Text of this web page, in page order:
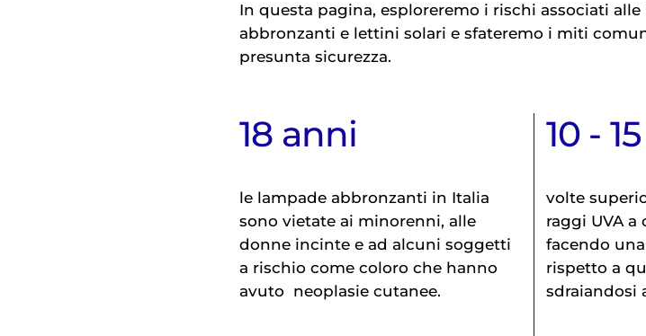
In questa pagina, esploreremo i rischi associati alle
abbronzanti e lettini solari e sfateremo i miti
presunta sicurezza.
18 anni
le lampade abbronzanti in Italia
sono vietate ai minorenni, alle
donne incinte e ad alcuni soggetti
a rischio come coloro che hanno
avuto neoplasie cutanee.
10 - 15
volte
raggi UVA a
facendo
rispetto a
sdraiandosi